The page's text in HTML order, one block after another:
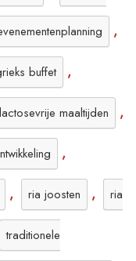
,
buffet ,
lactosevrije maaltijden ,
,
, ria joosten , ria
traditionele